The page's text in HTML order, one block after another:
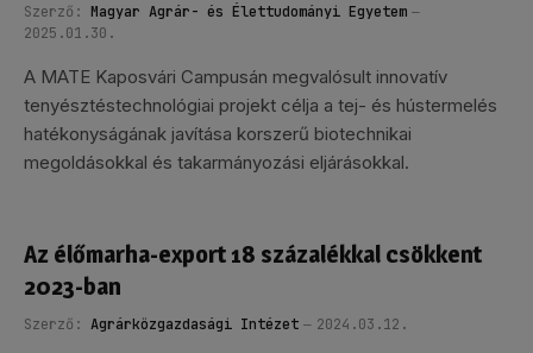
Szerző: Magyar Agrár- és Élettudományi Egyetem
2025.01.30.
A MATE Kaposvári Campusán megvalósult innovatív
tenyésztéstechnológiai projekt célja a tej- és hústermelés
hatékonyságának javítása korszerű biotechnikai
megoldásokkal és takarmányozási eljárásokkal.
Az élőmarha-export 18 százalékkal csökkent
2023-ban
Szerző: Agrárközgazdasági Intézet 2024.03.12.